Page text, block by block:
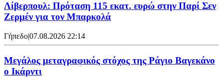
Λίβερπουλ: Πρόταση 115 εκατ. ευρώ στην Παρί Σεν
Ζερμέν για τον Μπαρκολά
Γήπεδο|07.08.2026 22:14
Μεγάλος μεταγραφικός στόχος της Ράγιο Βαγεκάνο
ο Ικάρντι